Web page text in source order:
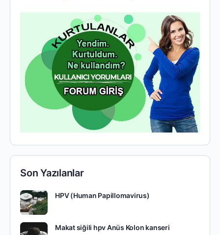
Son Yazılanlar
HPV (Human Papillomavirus)
Makat siğili hpv Anüs Kolon kanseri